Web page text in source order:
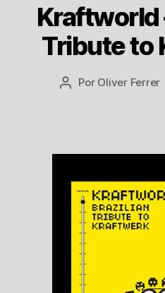
Kraftworld
Tribute to
Autor
Por Oliver Ferrer